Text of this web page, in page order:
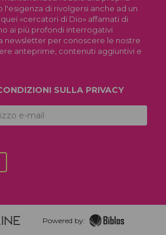
l'esigenza di rivolgersi anche ad un
«cercatori di Dio» affamati di
ai più profondi interrogativi
newsletter per conoscere le nostre
anteprime, contenuti aggiuntivi e
SULLA PRIVACY
Powered by: